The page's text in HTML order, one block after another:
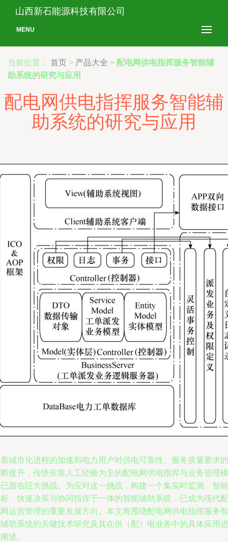
山西新石能源科技有限公司
MENU
当前位置： 首页 > 产品大全 > 配电网供电指挥服务智能辅
助系统的研究与应用
配电网供电指挥服务智能辅
助系统的研究与应用
城市化进程的加速和电力用户对供电可靠性、服务质量要求的
提升，传统依靠人工经验为主的配电网供电指挥与业务管理模
面临巨大挑战。为应对这一挑战，构建一个集实时监测、智能
、快速决策与协同指挥于一体的智能辅助系统，已成为现代配
运营管理的重要发展方向。本文将围绕配电网供电指挥服务智
助系统的关键技术研究及其在供（配）电业务中的具体应用进
述。